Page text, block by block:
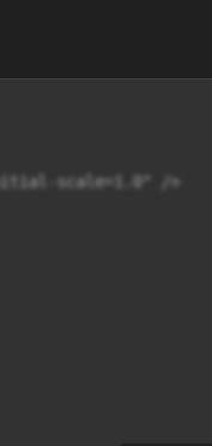
scale=1.0" />